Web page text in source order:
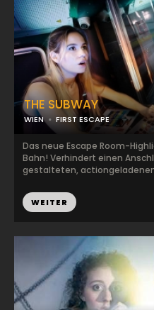
THE SUBWAY
WIEN FIRST ESCAPE
Das neue Escape Room-
Bahn! Verhindert einen
gestalteten,
WEITER